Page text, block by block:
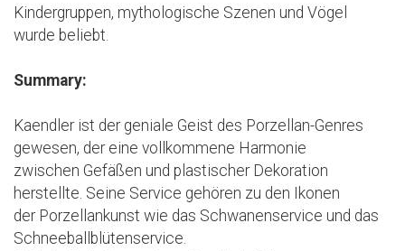
Kindergruppen, mythologische Szenen und Vögel
wurde beliebt.
Summary:
Kaendler ist der geniale Geist des Porzellan-Genres
gewesen, der eine vollkommene Harmonie
zwischen Gefäßen und plastischer Dekoration
herstellte. Seine Service gehören zu den Ikonen
der Porzellankunst wie das Schwanenservice und das
Schneeballblütenservice.